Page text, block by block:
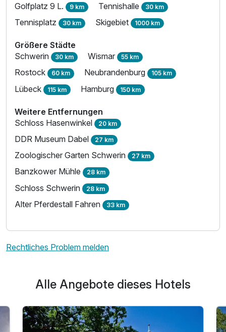
Golfplatz 9 L. 9 km Tennishalle 30 km
Tennisplatz 30 km Skigebiet 1000 km
Größere Städte
Schwerin 30 km Wismar 55 km
Rostock 60 km Neubrandenburg 105 km
Lübeck 115 km Hamburg 150 km
Weitere Entfernungen
Schloss Hasenwinkel 20 km
DDR Museum Dabel 27 km
Zoologischer Garten Schwerin 27 km
Banzkower Mühle 28 km
Schloss Schwerin 28 km
Alter Pferdestall Fahren 33 km
Rechtliches Problem melden
Alle Angebote dieses Hotels